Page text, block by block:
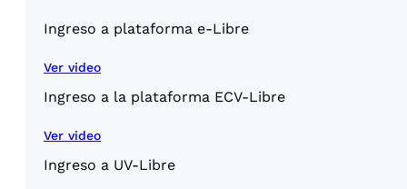
Ingreso a plataforma e-Libre
Ver video
Ingreso a la plataforma ECV-Libre
Ver video
Ingreso a UV-Libre